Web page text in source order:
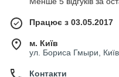
Працює з 03.05.2017
м. Київ
ул. Бориса Гмыри,
Контакти